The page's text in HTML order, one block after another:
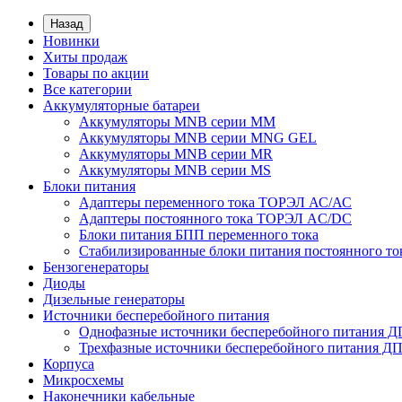
Назад
Новинки
Хиты продаж
Товары по акции
Все категории
Аккумуляторные батареи
Аккумуляторы MNB серии MM
Аккумуляторы MNB серии MNG GEL
Аккумуляторы MNB серии MR
Аккумуляторы MNB серии MS
Блоки питания
Адаптеры переменного тока ТОРЭЛ АС/АС
Адаптеры постоянного тока ТОРЭЛ AC/DC
Блоки питания БПП переменного тока
Стабилизированные блоки питания постоянного
Бензогенераторы
Диоды
Дизельные генераторы
Источники бесперебойного питания
Однофазные источники бесперебойного питания
Трехфазные источники бесперебойного питания
Корпуса
Микросхемы
Наконечники кабельные